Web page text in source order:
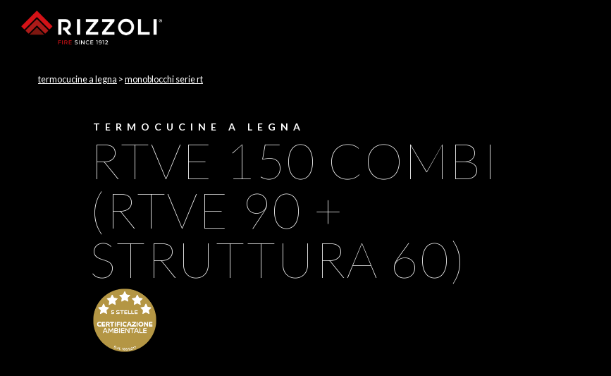
termocucine a legna > monoblocchi serie rt
TERMOCUCINE A LEGNA
RTVE 150 COMBI
(RTVE 90 +
STRUTTURA 60)